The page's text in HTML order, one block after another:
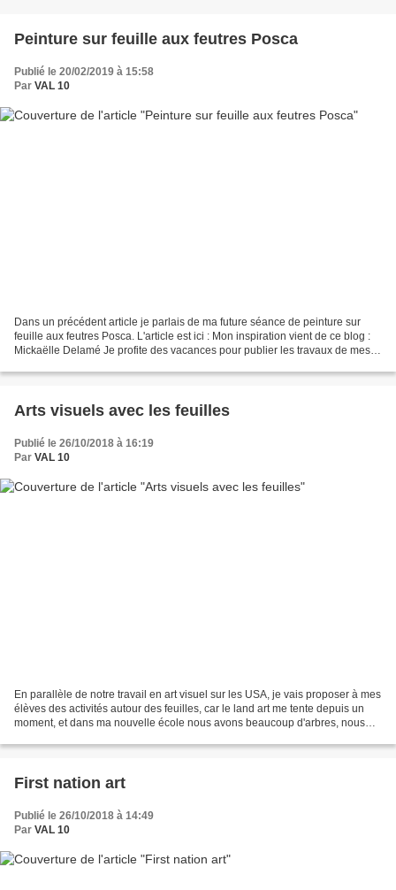
Peinture sur feuille aux feutres Posca
Publié le 20/02/2019 à 15:58
Par VAL 10
Dans un précédent article je parlais de ma future séance de peinture sur
feuille aux feutres Posca. L'article est ici : Mon inspiration vient de ce blog :
Mickaëlle Delamé Je profite des vacances pour publier les travaux de mes
Arts visuels avec les feuilles
Publié le 26/10/2018 à 16:19
Par VAL 10
En parallèle de notre travail en art visuel sur les USA, je vais proposer à mes
élèves des activités autour des feuilles, car le land art me tente depuis un
moment, et dans ma nouvelle école nous avons beaucoup d'arbres, nous
First nation art
Publié le 26/10/2018 à 14:49
Par VAL 10